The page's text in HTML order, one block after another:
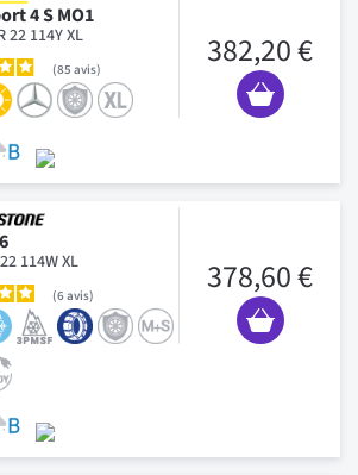
4 S MO1
22 114Y XL
85 avis 382,20 €
114W XL
6avis 378,60 €